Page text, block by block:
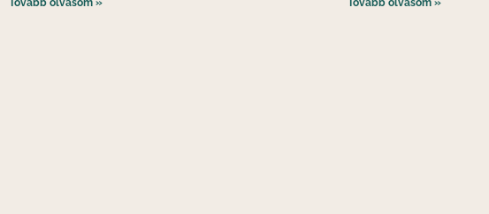
Tovább olvasom » Tovább olvasom »